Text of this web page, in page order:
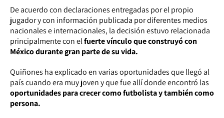
De acuerdo con declaraciones entregadas por el propio
jugador y con información publicada por diferentes medios
nacionales e internacionales, la decisión estuvo relacionada
principalmente con elfuerte vínculo que construyó con
México durante gran parte de su vida.
Quiñones ha explicado en varias oportunidades que llegó al
país cuando era muy joven y que fue allí donde encontró las
oportunidades para crecer como futbolista y también como
persona.